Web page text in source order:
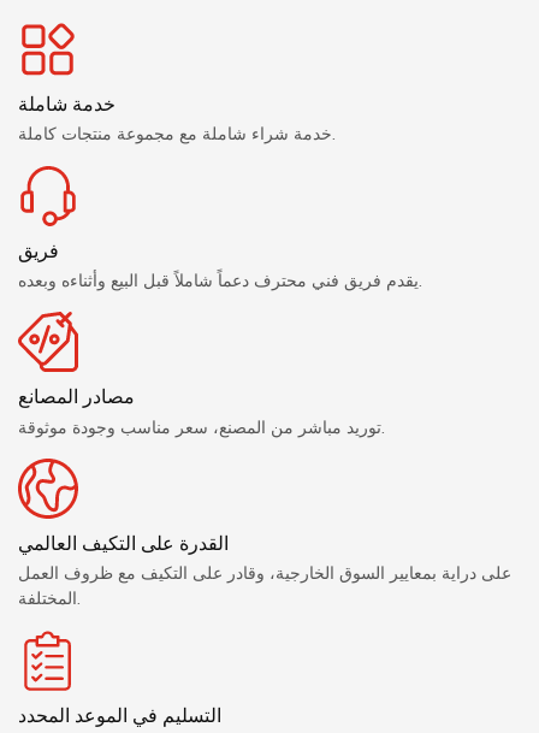
خدمة شاملة
خدمة شراء شاملة مع مجموعة منتجات كاملة.
فريق
يقدم فريق فني محترف دعماً شاملاً قبل البيع وأثناءه وبعده.
مصادر المصانع
توريد مباشر من المصنع، سعر مناسب وجودة موثوقة.
القدرة على التكيف العالمي
على دراية بمعايير السوق الخارجية، وقادر على التكيف مع ظروف العمل
المختلفة.
التسليم في الموعد المحدد